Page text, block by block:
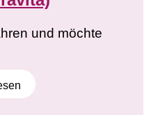
und möchte